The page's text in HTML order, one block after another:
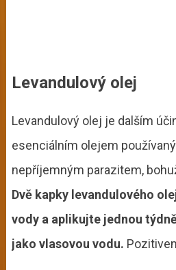
Levandulový olej
Levandulový olej je dalším
esenciálním olejem
nepříjemným parazitem,
Dvě kapky levandulového
vody a aplikujte jednou
jako vlasovou vodu.